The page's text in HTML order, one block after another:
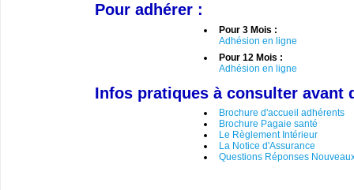
Pour adhérer :
Pour 3 Mois :
Adhésion en ligne
Pour 12 Mois :
Adhésion en ligne
Infos pratiques à consulter avant
Brochure d'accueil adhérents
Brochure Pagaie santé
Le Règlement Intérieur
La Notice d'Assurance
Questions Réponses